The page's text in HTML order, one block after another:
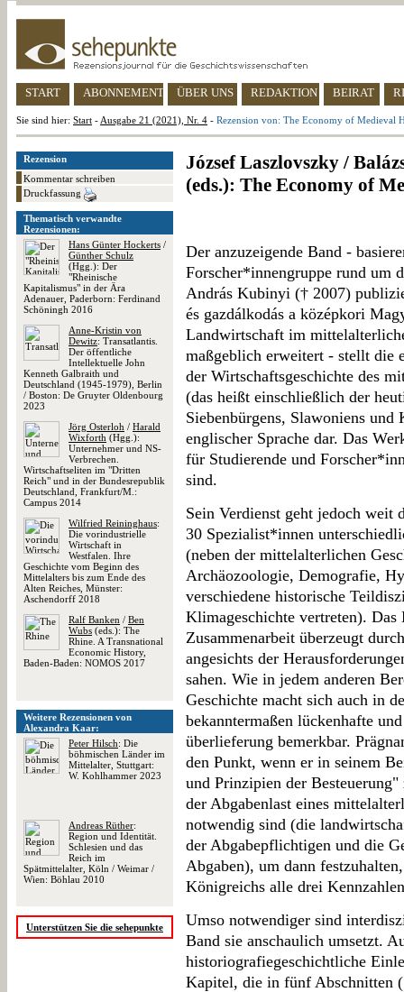
START ABONNEMENT ÜBER UNS REDAKTION BEIRAT
Sie sind hier: Start - Ausgabe 21 (2021), Nr. 4 - Rezension von: The Economy of Medieval
Rezension
Kommentar schreiben
Druckfassung
Thematisch verwandte
Rezensionen:
Hans Günter Hockerts /
Günther Schulz
(Hgg.): Der
"Rheinische
Kapitalismus" in der Ära
Adenauer, Paderborn: Ferdinand
Schöningh 2016
Anne-Kristin von
Dewitz: Transatlantis.
Der öffentliche
Intellektuelle John
Kenneth Galbraith und
Deutschland (1945-1979), Berlin
/ Boston: De Gruyter Oldenbourg
2023
Jörg Osterloh / Harald
Wixforth (Hgg.):
Unternehmer und NS-
Verbrechen.
Wirtschaftseliten im "Dritten
Reich" und in der Bundesrepublik
Deutschland, Frankfurt/M.:
Campus 2014
Wilfried Reininghaus:
Die vorindustrielle
Wirtschaft in
Westfalen. Ihre
Geschichte vom Beginn des
Mittelalters bis zum Ende des
Alten Reiches, Münster:
Aschendorff 2018
Ralf Banken / Ben
Wubs (eds.): The
Rhine. A Transnational
Economic History,
Baden-Baden: NOMOS 2017
Weitere Rezensionen von
Alexandra Kaar:
Peter Hilsch: Die
böhmischen Länder im
Mittelalter, Stuttgart:
W. Kohlhammer 2023
Andreas Rüther:
Region und Identität.
Schlesien und das
Reich im
Spätmittelalter, Köln / Weimar /
Wien: Böhlau 2010
Unterstützen Sie die sehepunkte
József Laszlovszky /
(eds.): The Economy of
Der anzuzeigende Band -
Forscher*innengruppe rund um
András Kubinyi († 2007)
és gazdálkodás a középkori
Landwirtschaft im
maßgeblich erweitert - stellt die
der Wirtschaftsgeschichte des
(das heißt einschließlich der
Siebenbürgens, Slawoniens
englischer Sprache dar. Das
für Studierende und
sind.
Sein Verdienst geht jedoch weit
30 Spezialist*innen
(neben der mittelalterlichen
Archäozoologie, Demografie,
verschiedene historische
Klimageschichte vertreten).
Zusammenarbeit überzeugt
angesichts der
sahen. Wie in jedem anderen
Geschichte macht sich auch in
bekanntermaßen lückenhafte
überlieferung bemerkbar.
den Punkt, wenn er in seinem
und Prinzipien der
der Abgabenlast eines
notwendig sind (die
der Abgabepflichtigen und die
Abgaben), um dann
Königreichs alle drei
Umso notwendiger sind
Band sie anschaulich umsetzt.
historiografiegeschichtliche
Kapitel, die in fünf Abschnitten